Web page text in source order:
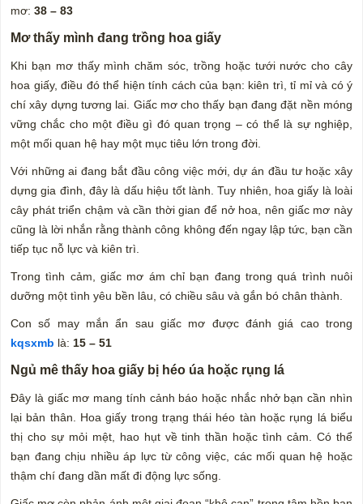
mơ: 38 – 83
Mơ thấy mình đang trồng hoa giấy
Khi bạn mơ thấy mình chăm sóc, trồng hoặc tưới nước cho cây
hoa giấy, điều đó thể hiện tính cách của bạn: kiên trì, tỉ mỉ và có ý
chí xây dựng tương lai. Giấc mơ cho thấy bạn đang đặt nền móng
vững chắc cho một điều gì đó quan trọng – có thể là sự nghiệp,
một mối quan hệ hay một mục tiêu lớn trong đời.
Với những ai đang bắt đầu công việc mới, dự án đầu tư hoặc xây
dựng gia đình, đây là dấu hiệu tốt lành. Tuy nhiên, hoa giấy là loài
cây phát triển chậm và cần thời gian để nở hoa, nên giấc mơ này
cũng là lời nhắn rằng thành công không đến ngay lập tức, bạn cần
tiếp tục nỗ lực và kiên trì.
Trong tình cảm, giấc mơ ám chỉ bạn đang trong quá trình nuôi
dưỡng một tình yêu bền lâu, có chiều sâu và gắn bó chân thành.
Con số may mắn ẩn sau giấc mơ được đánh giá cao trong
kqsxmb là: 15 – 51
Ngủ mê thấy hoa giấy bị héo úa hoặc rụng lá
Đây là giấc mơ mang tính cảnh báo hoặc nhắc nhở bạn cần nhìn
lại bản thân. Hoa giấy trong trạng thái héo tàn hoặc rụng lá biểu
thị cho sự mỏi mệt, hao hụt về tinh thần hoặc tình cảm. Có thể
bạn đang chịu nhiều áp lực từ công việc, các mối quan hệ hoặc
thậm chí đang dần mất đi động lực sống.